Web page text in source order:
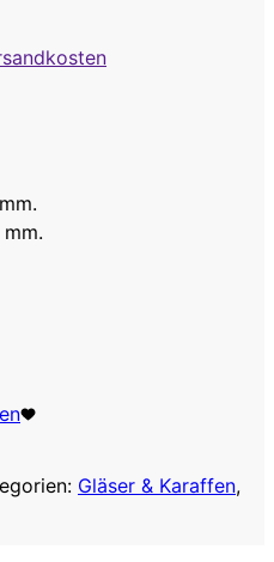
Gläser & Karaffen,